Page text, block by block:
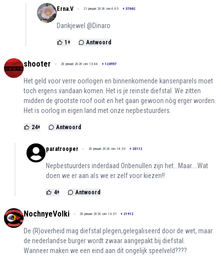
Erna.V 21 januari 2026 om 6:05 + 37062
Dankjewel @Dinaro
1 + Antwoord
shooter 20 januari 2026 om 13:44 + 124957
Het geld voor verre oorlogen en binnenkomende kansenparels moet
toch ergens vandaan komen. Het is je reinste diefstal. We zitten
midden de grootste roof ooit en het gaan gewoon nòg erger worden.
Het is oorlog in eigen land met onze nepbestuurders.
24+ Antwoord
paratrooper 20 januari 2026 om 14:33 + 20112
Nepbestuurders inderdaad Onbenullen zijn het...Maar....Wat
doen we er aan als we er zelf voor kiezen!!
4+ Antwoord
NochnyeVolki 20 januari 2026 om 13:37 + 21912
De (R)overheid mag diefstal plegen,gelegaliseerd door de wet, maar
de nederlandse burger wordt zwaar aangepakt bij diefstal.
Wanneer maken we een eind aan dit ongelijk speelveld????